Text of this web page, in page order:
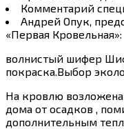
Комментарий
Андрей Опук,
«Первая Кровельная»:
волнистый шифер
покраска.Выбор
На кровлю возложена
дома от осадков ,
дополнительным